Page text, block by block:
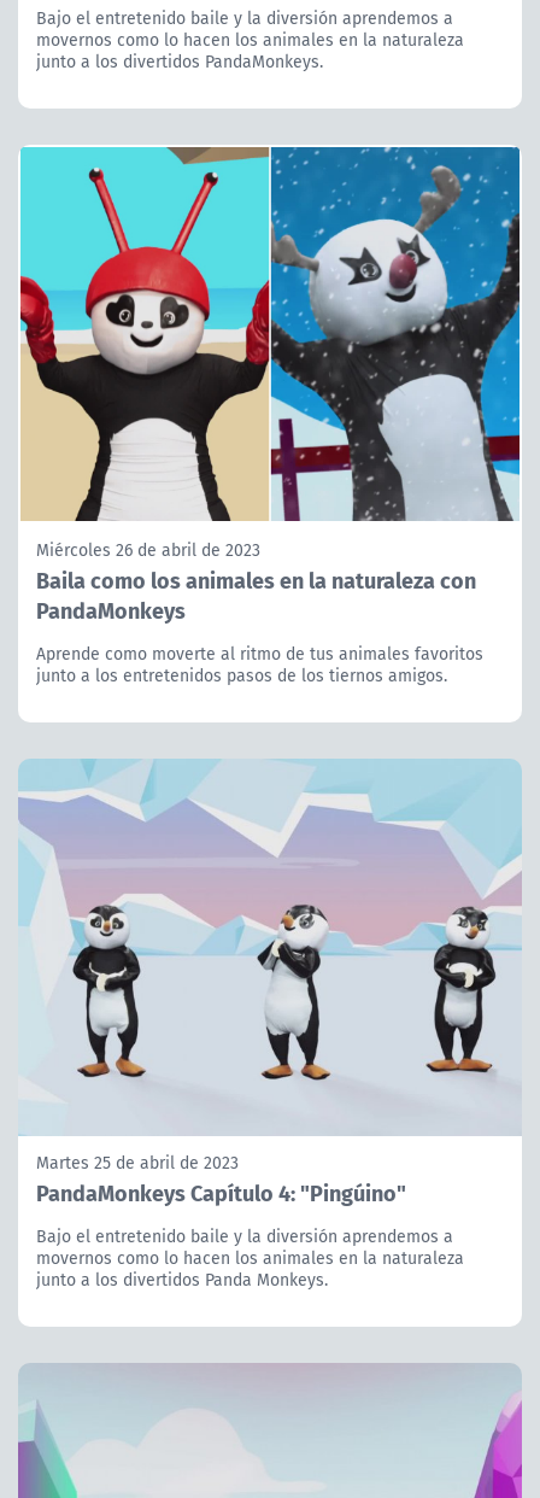
Bajo el entretenido baile y la diversión aprendemos a
movernos como lo hacen los animales en la naturaleza
junto a los divertidos PandaMonkeys.
Miércoles 26 de abril de 2023
Baila como los animales en la naturaleza con
PandaMonkeys
Aprende como moverte al ritmo de tus animales favoritos
junto a los entretenidos pasos de los tiernos amigos.
Martes 25 de abril de 2023
PandaMonkeys Capítulo 4: "Pingúino"
Bajo el entretenido baile y la diversión aprendemos a
movernos como lo hacen los animales en la naturaleza
junto a los divertidos Panda Monkeys.